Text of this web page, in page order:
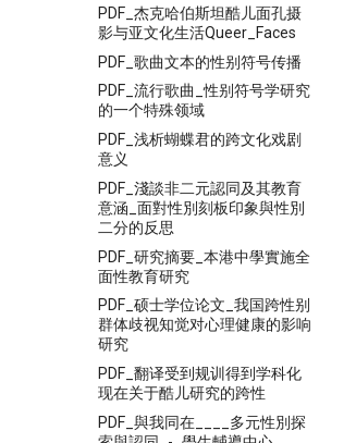
PDF_杰克哈伯斯坦酷儿面孔摄
影与亚文化生活Queer_Faces
PDF_歌曲文本的性别符号传播
PDF_流行歌曲_性别符号学研究
的一个特殊领域
PDF_浅析蝴蝶君的跨文化戏剧
意义
PDF_淺談非二元認同及其教育
意涵_面對性別刻板印象與性別
二分的反思
PDF_研究摘要_本港中學實施全
面性教育研究
PDF_硕士学位论文_我国跨性别
群体歧视知觉对心理健康的影响
研究
PDF_翻译受到规训得到学科化
现在关于酷儿研究的跨性
PDF_與我同在____多元性別探